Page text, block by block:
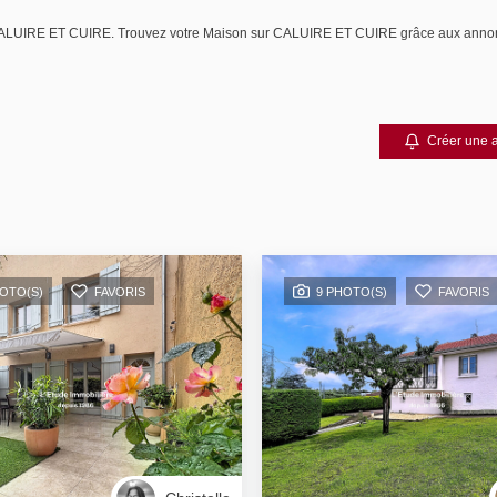
ET CUIRE. Trouvez votre Maison sur CALUIRE ET CUIRE grâce aux
Créer une
FAVORIS 9 PHOTO(S) FAVORIS